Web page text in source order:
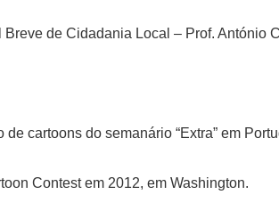
Breve de Cidadania Local – Prof.
de cartoons do semanário “Extra” em
Contest em 2012, em Washington.